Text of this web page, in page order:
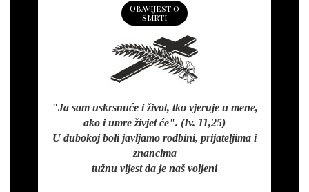
Obavijest o
smrti
"Ja sam uskrsnuće i život, tko vjeruje u mene,
ako i umre živjet će". (Iv. 11,25)
U dubokoj boli javljamo rodbini, prijateljima i
znancima
tužnu vijest da je naš voljeni